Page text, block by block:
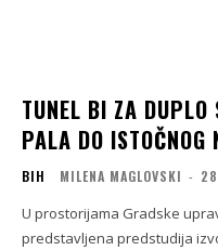
TUNEL BI ZA DUPLO
PALA DO ISTOČNOG
BIH MILENA MAGLOVSKI -
U prostorijama Gradske
predstavljena predstudija